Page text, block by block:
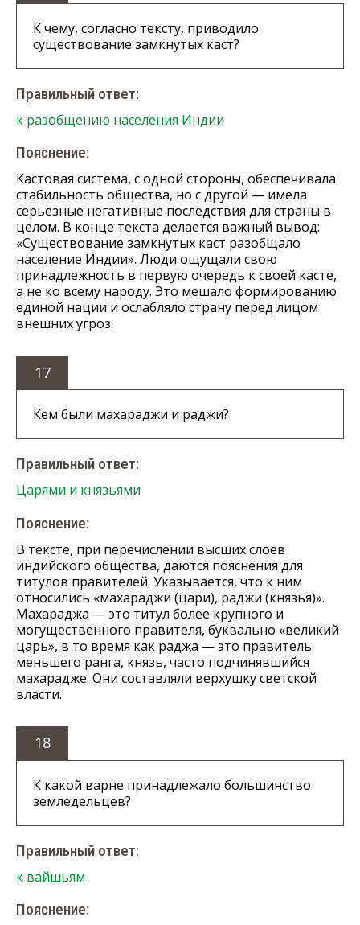
К чему, согласно тексту, приводило
существование замкнутых каст?
Правильный ответ:
к разобщению населения Индии
Пояснение:
Кастовая система, с одной стороны, обеспечивала
стабильность общества, но с другой — имела
серьезные негативные последствия для страны в
целом. В конце текста делается важный вывод:
«Существование замкнутых каст разобщало
население Индии». Люди ощущали свою
принадлежность в первую очередь к своей касте,
а не ко всему народу. Это мешало формированию
единой нации и ослабляло страну перед лицом
внешних угроз.
17
Кем были махараджи и раджи?
Правильный ответ:
Царями и князьями
Пояснение:
В тексте, при перечислении высших слоев
индийского общества, даются пояснения для
титулов правителей. Указывается, что к ним
относились «махараджи (цари), раджи (князья)».
Махараджа — это титул более крупного и
могущественного правителя, буквально «великий
царь», в то время как раджа — это правитель
меньшего ранга, князь, часто подчинявшийся
махарадже. Они составляли верхушку светской
власти.
18
К какой варне принадлежало большинство
земледельцев?
Правильный ответ:
к вайшьям
Пояснение: